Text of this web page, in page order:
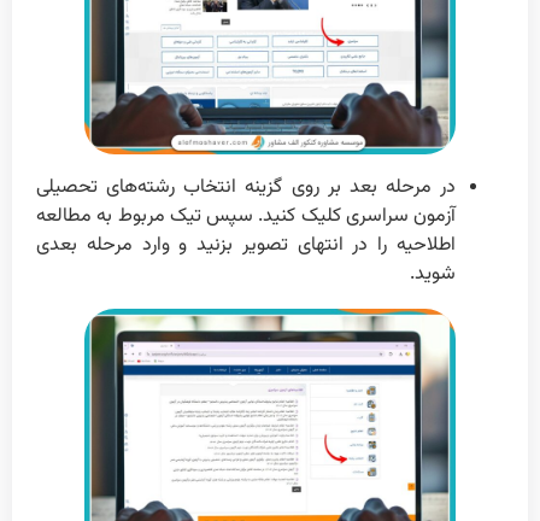
در مرحله بعد بر روی گزینه انتخاب رشته‌های تحصیلی
آزمون سراسری کلیک کنید. سپس تیک مربوط به مطالعه
اطلاحیه را در انتهای تصویر بزنید و وارد مرحله بعدی
شوید.